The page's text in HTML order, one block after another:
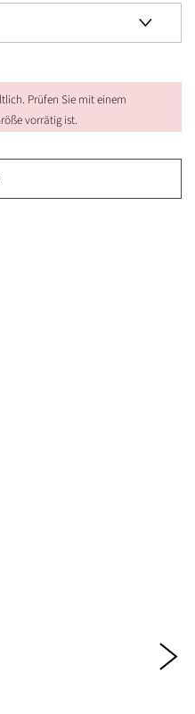
Prüfen Sie mit einem
vorrätig ist.